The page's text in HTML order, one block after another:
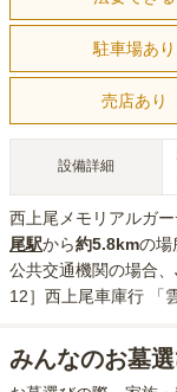
駐車場あり
売店あり
設備詳細
西上尾メモリアルガ
尾駅から約5.8kmの場
公共交通機関の場合
12］西上尾車庫行 「
みんなのお墓